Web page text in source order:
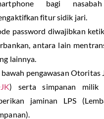
bagi
fitur sidik jari.
password diwajibkan
antara lain
lainnya.
pengawasan Otoritas
) serta simpanan milik
jaminan LPS